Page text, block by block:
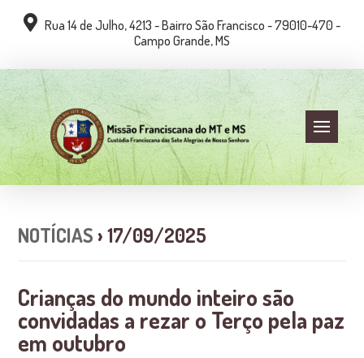
Rua 14 de Julho, 4213 - Bairro São Francisco - 79010-470 -
Campo Grande, MS
NOTÍCIAS › 17/09/2025
Crianças do mundo inteiro são
convidadas a rezar o Terço pela paz
em outubro